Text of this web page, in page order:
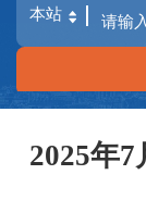
2025年